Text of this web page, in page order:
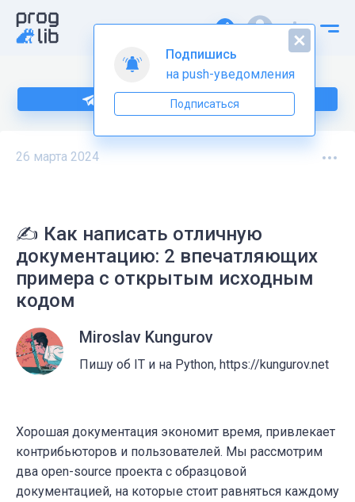
Подпишитесь на нас в Telegram
26 марта 2024
✍️ Как написать отличную
документацию: 2 впечатляющих
примера с открытым исходным
кодом
Miroslav Kungurov
Пишу об IT и на Python, https://kungurov.net
Хорошая документация экономит время, привлекает
контрибьюторов и пользователей. Мы рассмотрим
два open-source проекта с образцовой
документацией, на которые стоит равняться каждому
Подпишись
на push-уведомления
Подписаться